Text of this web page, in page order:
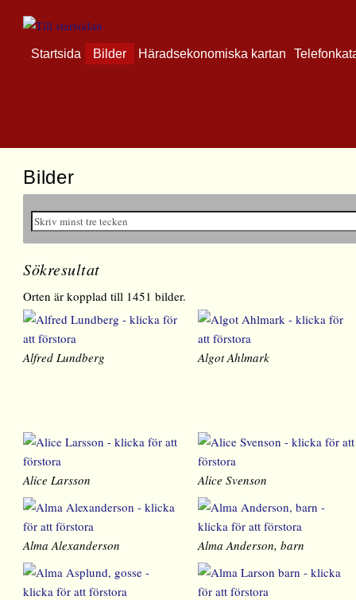
Startsida Bilder Häradsekonomiska kartan
Bilder
Sökresultat
Orten är kopplad till 1451 bilder.
Alfred Lundberg Algot Ahlmark
Alice Larsson Alice Svenson
Alma Alexanderson Alma Anderson, barn